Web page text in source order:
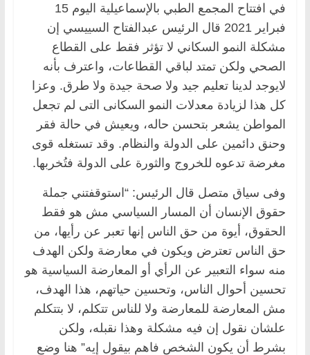
في افتتاح المجمع الطبي بالإسماعيلية اليوم 15
فبراير 2021 قال الرئيس عبدالفتاح السييسي إن
مشكلة النمو السكاني لا تؤثر فقط على القطاع
الصحي ولكن تمتد لباقي القطاعات، واعترف بأنه
لايوجد لدينا تعليم جيد ولا صحة جيدة ولا طرق. وعزا
كل هذا لزيادة معدلات النمو السكانى التى لم تجعل
المواطن يشعر بتحسن حاله، ويعيش في حالة فقر
وحنق دائمين على الدولة والنظام. وقد تستغله قوى
مغرضة تدعوه للخروج والثورة على الدولة فتُخربها.
وفى سياق متصل قال الرئيس: “استوقفتني جملة
حقوق الإنسان أن المسار السياسي مش هو فقط
الحقوق، أيوة من حق الناس إنها تعبر عن رأيها، من
حق الناس تعترض ويكون في معارضة ولكن الهدف
منه سواء التعبير عن الرأي أو المعارضة السياسية هو
تحسين أحوال الناس، وتحسين حياتهم، هذا الهدف،
مش المعارضة للمعارضة ولا للناس تتكلم، لا بتتكلم
علشان نقول إن فيه مشكلة وهذا نقبله، ولكن
بشرط أن يكون الشخص فاهم بيقول إيه” هنا وضع